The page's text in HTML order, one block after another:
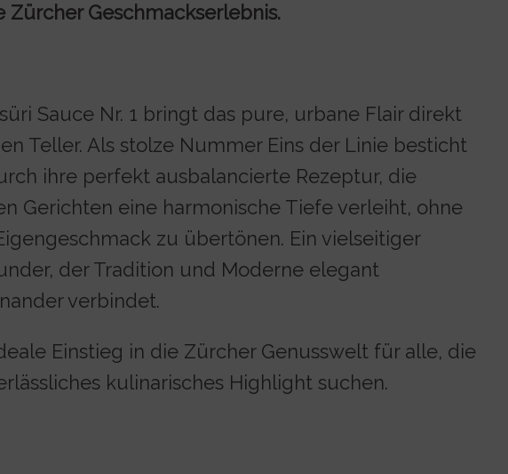
Zürcher Geschmackserlebnis.
Sauce Nr. 1 bringt das pure, urbane Flair direkt
Teller. Als stolze Nummer Eins der Linie besticht
ihre perfekt ausbalancierte Rezeptur, die
Gerichten eine harmonische Tiefe verleiht, ohne
zu übertönen. Ein vielseitiger
der Tradition und Moderne elegant
verbindet.
Einstieg in die Zürcher Genusswelt für alle, die
kulinarisches Highlight suchen.